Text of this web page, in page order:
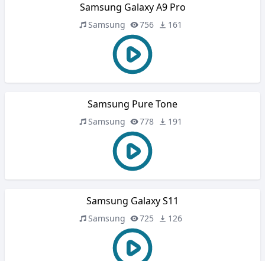
Samsung Galaxy A9 Pro
Samsung 756 161
Samsung Pure Tone
Samsung 778 191
Samsung Galaxy S11
Samsung 725 126